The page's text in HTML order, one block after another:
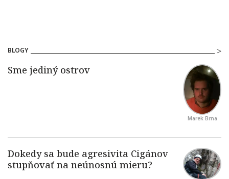
BLOGY
Marek Brna